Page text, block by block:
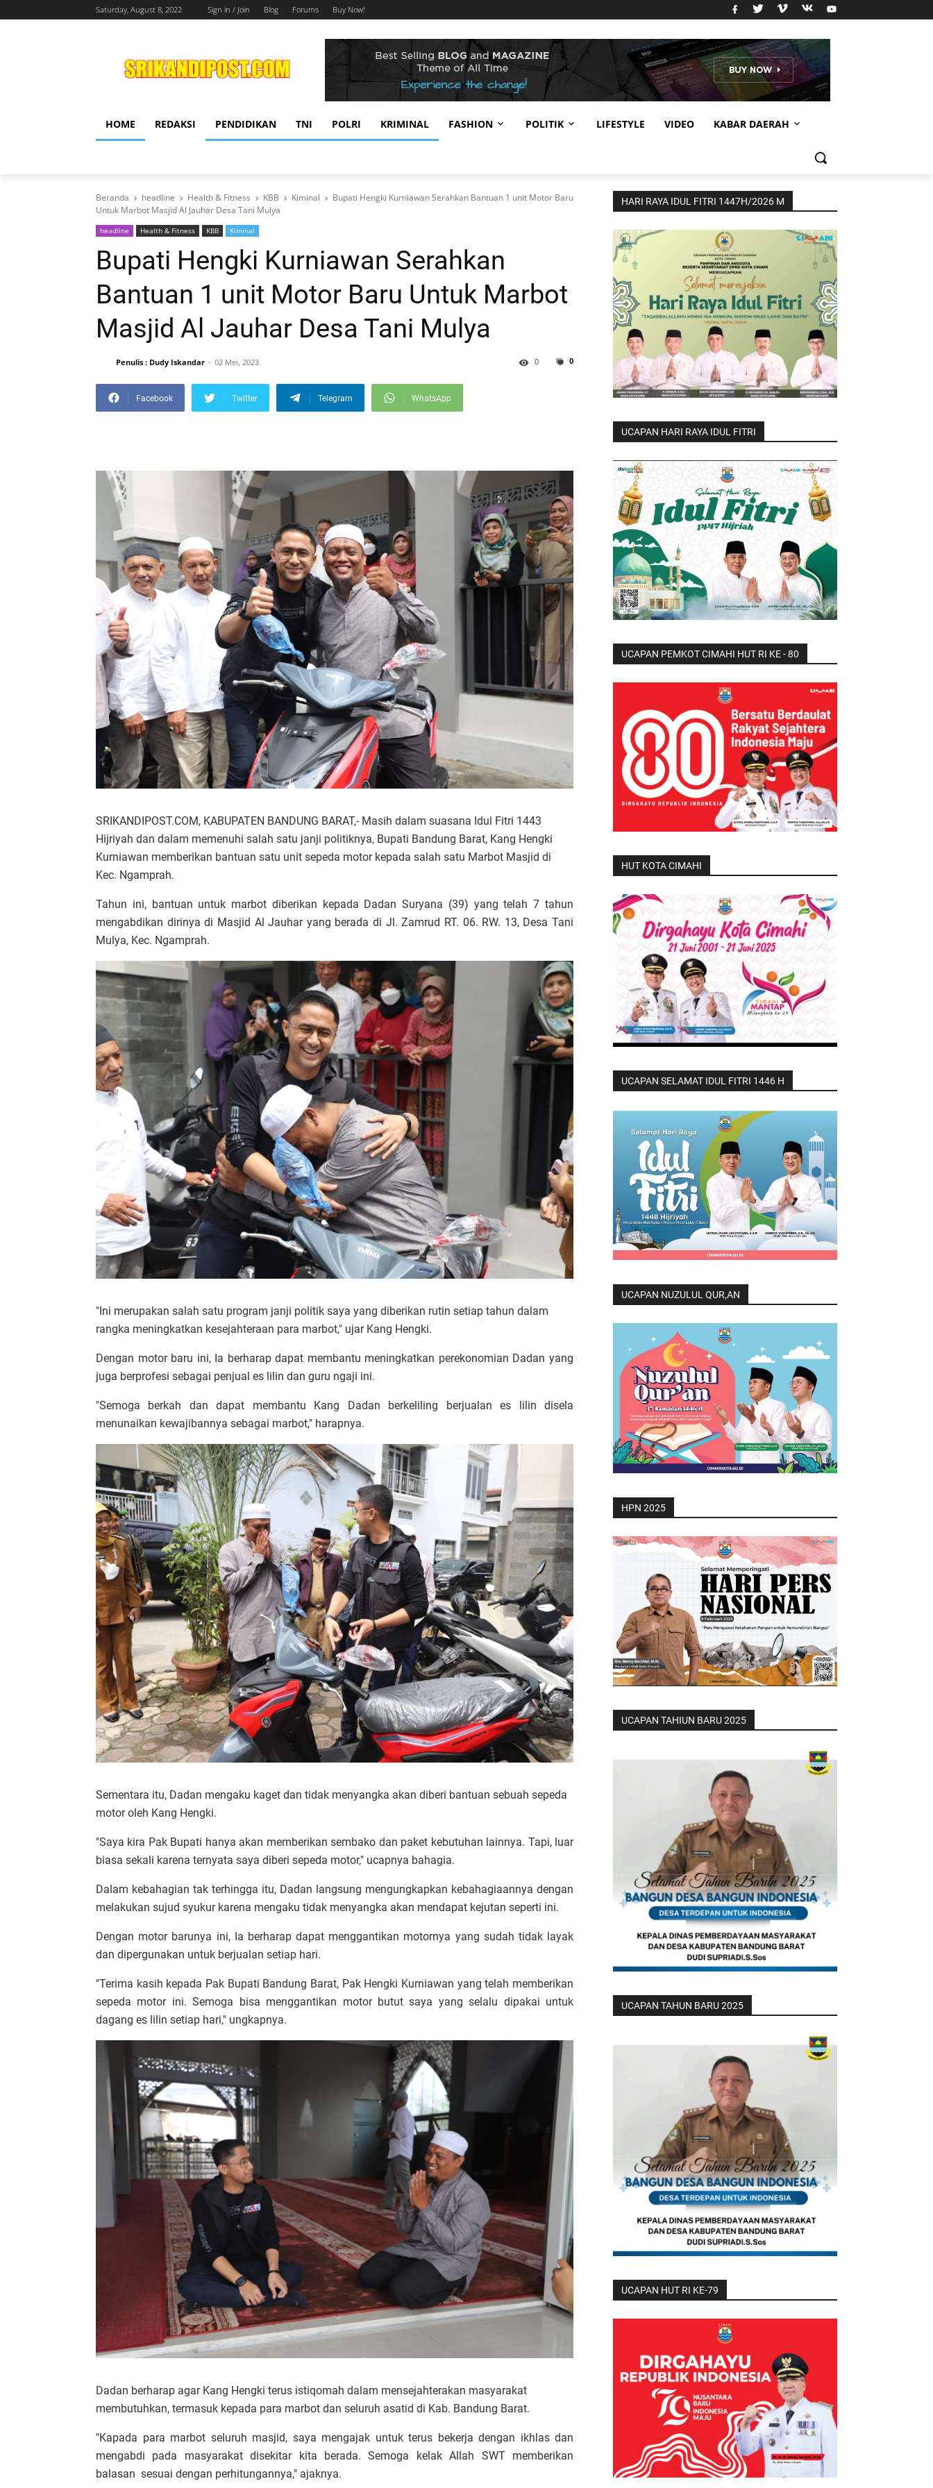
Saturday, August 8, 2022 Sign in / Join Blog Forums Buy Now!
HOME REDAKSI PENDIDIKAN TNI POLRI KRIMINAL FASHION POLITIK LIFESTYLE VIDEO KABAR DAERAH
Beranda headline Health & Fitness KBB Kiminal
Bupati Hengki Kurniawan Serahkan Bantuan 1 unit Motor Baru
Untuk Marbot Masjid Al Jauhar Desa Tani Mulya
headline Health & Fitness KBB Kiminal
Bupati Hengki Kurniawan Serahkan
Bantuan 1 unit Motor Baru Untuk Marbot
Masjid Al Jauhar Desa Tani Mulya
Penulis : Dudy Iskandar 02 Mei, 2023 0
0
Facebook Twitter Telegram WhatsApp
SRIKANDIPOST.COM, KABUPATEN BANDUNG BARAT,- Masih dalam suasana Idul Fitri 1443
Hijriyah dan dalam memenuhi salah satu janji politiknya, Bupati Bandung Barat, Kang Hengki
Kurniawan memberikan bantuan satu unit sepeda motor kepada salah satu Marbot Masjid di
Kec. Ngamprah.
Tahun ini, bantuan untuk marbot diberikan kepada Dadan Suryana (39) yang telah 7 tahun
mengabdikan dirinya di Masjid Al Jauhar yang berada di Jl. Zamrud RT. 06. RW. 13, Desa Tani
Mulya, Kec. Ngamprah.
"Ini merupakan salah satu program janji politik saya yang diberikan rutin setiap tahun dalam
rangka meningkatkan kesejahteraan para marbot," ujar Kang Hengki.
Dengan motor baru ini, Ia berharap dapat membantu meningkatkan perekonomian Dadan yang
juga berprofesi sebagai penjual es lilin dan guru ngaji ini.
"Semoga berkah dan dapat membantu Kang Dadan berkeliling berjualan es lilin disela
menunaikan kewajibannya sebagai marbot," harapnya.
Sementara itu, Dadan mengaku kaget dan tidak menyangka akan diberi bantuan sebuah sepeda
motor oleh Kang Hengki.
"Saya kira Pak Bupati hanya akan memberikan sembako dan paket kebutuhan lainnya. Tapi, luar
biasa sekali karena ternyata saya diberi sepeda motor," ucapnya bahagia.
Dalam kebahagian tak terhingga itu, Dadan langsung mengungkapkan kebahagiaannya dengan
melakukan sujud syukur karena mengaku tidak menyangka akan mendapat kejutan seperti ini.
Dengan motor barunya ini, Ia berharap dapat menggantikan motornya yang sudah tidak layak
dan dipergunakan untuk berjualan setiap hari.
"Terima kasih kepada Pak Bupati Bandung Barat, Pak Hengki Kurniawan yang telah memberikan
sepeda motor ini. Semoga bisa menggantikan motor butut saya yang selalu dipakai untuk
dagang es lilin setiap hari," ungkapnya.
Dadan berharap agar Kang Hengki terus istiqomah dalam mensejahterakan masyarakat
membutuhkan, termasuk kepada para marbot dan seluruh asatid di Kab. Bandung Barat.
"Kapada para marbot seluruh masjid, saya mengajak untuk terus bekerja dengan ikhlas dan
mengabdi pada masyarakat disekitar kita berada. Semoga kelak Allah SWT memberikan
balasan sesuai dengan perhitungannya," ajaknya.
HARI RAYA IDUL FITRI 1447H/2026 M
UCAPAN HARI RAYA IDUL FITRI
UCAPAN PEMKOT CIMAHI HUT RI KE - 80
HUT KOTA CIMAHI
UCAPAN SELAMAT IDUL FITRI 1446 H
UCAPAN NUZULUL QUR,AN
HPN 2025
UCAPAN TAHIUN BARU 2025
UCAPAN TAHUN BARU 2025
UCAPAN HUT RI KE-79